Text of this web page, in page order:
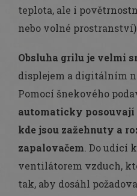
teplota, ale i
nebo volné prostranství).
Obsluha grilu je velmi
displejem a digitálním
Pomocí šnekového
automaticky
kde jsou zažehnuty a
zapalovačem. Do udící
ventilátorem vzduch,
tak, aby dosáhl